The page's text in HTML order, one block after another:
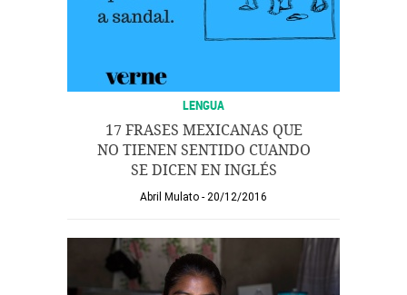
LENGUA
17 FRASES MEXICANAS QUE
NO TIENEN SENTIDO CUANDO
SE DICEN EN INGLÉS
Abril Mulato 20/12/2016